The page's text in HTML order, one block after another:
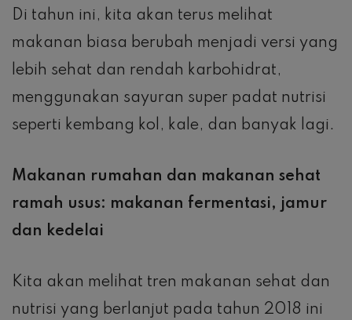
Di tahun ini, kita akan terus melihat
makanan biasa berubah menjadi versi yang
lebih sehat dan rendah karbohidrat,
menggunakan sayuran super padat nutrisi
seperti kembang kol, kale, dan banyak lagi.
Makanan rumahan dan makanan sehat
ramah usus: makanan fermentasi, jamur
dan kedelai
Kita akan melihat tren makanan sehat dan
nutrisi yang berlanjut pada tahun 2018 ini